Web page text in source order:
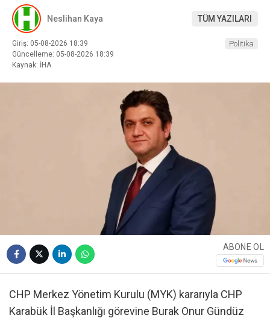
Neslihan Kaya TÜM YAZILARI
Giriş: 05-08-2026 18:39
Güncelleme: 05-08-2026 18:39
Kaynak: İHA
Politika
ABONE OL
CHP Merkez Yönetim Kurulu (MYK) kararıyla CHP
Karabük İl Başkanlığı görevine Burak Onur Gündüz